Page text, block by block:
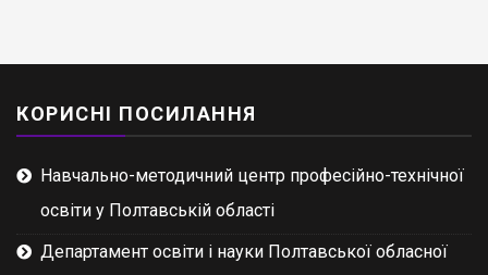
КОРИСНІ ПОСИЛАННЯ
Навчально-методичний центр професійно-технічної
освіти у Полтавській області
Департамент освіти і науки Полтавської обласної